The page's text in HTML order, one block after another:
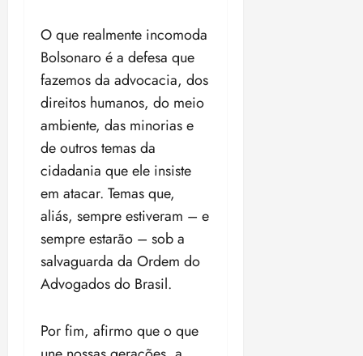
O que realmente incomoda
Bolsonaro é a defesa que
fazemos da advocacia, dos
direitos humanos, do meio
ambiente, das minorias e
de outros temas da
cidadania que ele insiste
em atacar. Temas que,
aliás, sempre estiveram – e
sempre estarão – sob a
salvaguarda da Ordem do
Advogados do Brasil.
Por fim, afirmo que o que